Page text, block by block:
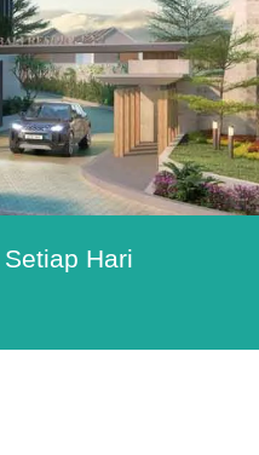
Hari